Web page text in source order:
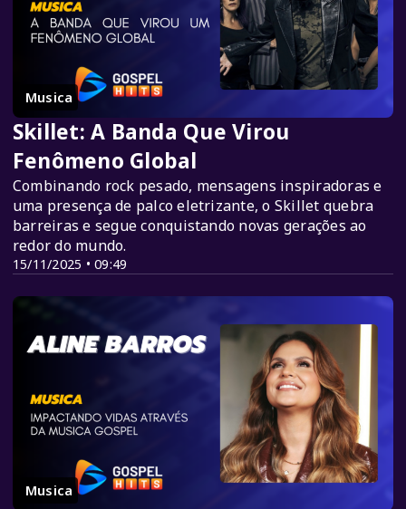
Musica
15/11/2025 • 09:49
Skillet: A Banda Que Virou
Fenômeno Global
Combinando rock pesado, mensagens inspiradoras e
uma presença de palco eletrizante, o Skillet quebra
barreiras e segue conquistando novas gerações ao
redor do mundo.
Musica